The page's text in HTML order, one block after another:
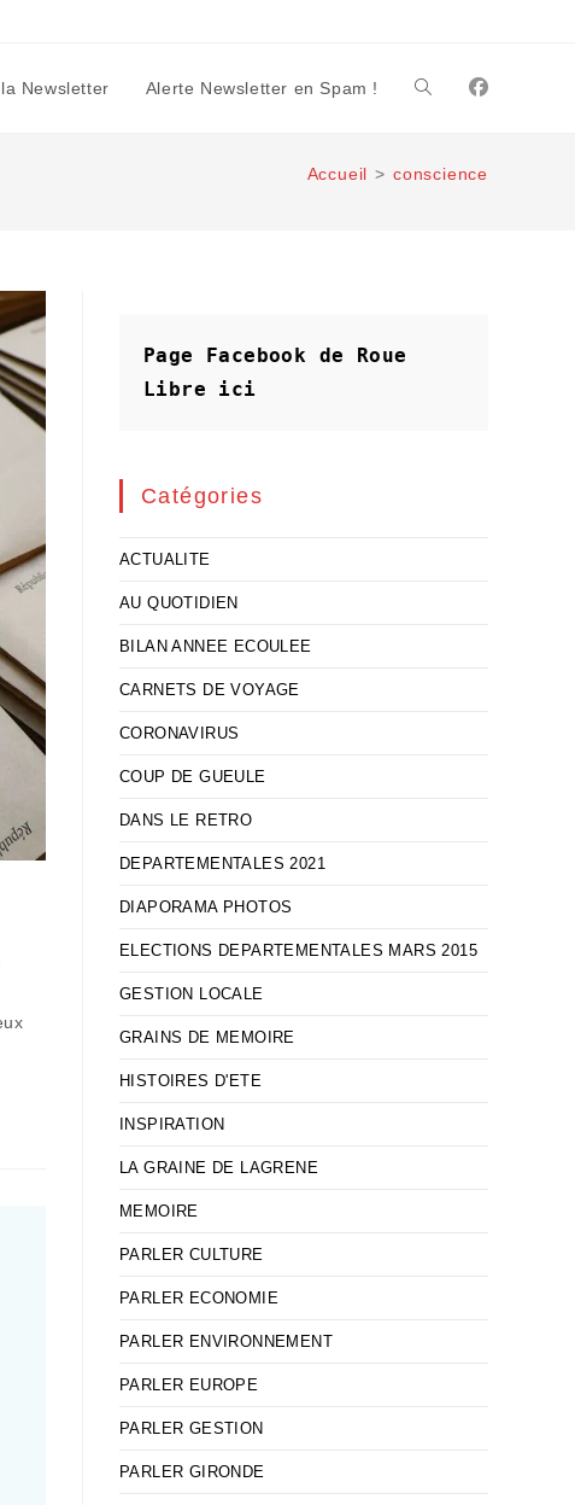
Newsletter Alerte Newsletter en Spam ! Toggle
website
Accueil > conscience
Page Facebook de Roue
Libre
ici
Catégories
ACTUALITE
AU QUOTIDIEN
BILAN ANNEE ECOULEE
CARNETS DE VOYAGE
CORONAVIRUS
COUP DE GUEULE
DANS LE RETRO
DEPARTEMENTALES 2021
DIAPORAMA PHOTOS
ELECTIONS DEPARTEMENTALES MARS 2015
GESTION LOCALE
GRAINS DE MEMOIRE
HISTOIRES D'ETE
INSPIRATION
LA GRAINE DE LAGRENE
MEMOIRE
PARLER CULTURE
PARLER ECONOMIE
PARLER ENVIRONNEMENT
PARLER EUROPE
PARLER GESTION
PARLER GIRONDE